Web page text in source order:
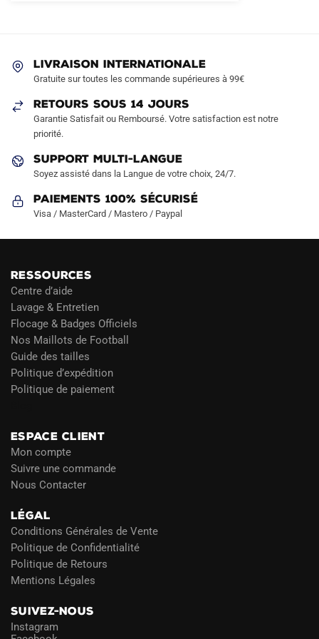
choisies
la
page
produit
page
LIVRAISON INTERNATIONALE
Gratuite sur toutes les commande supérieures à 99€
RETOURS SOUS 14 JOURS
Garantie Satisfait ou Remboursé. Votre satisfaction est notre
priorité.
SUPPORT MULTI-LANGUE
Soyez assisté dans la Langue de votre choix, 24/7.
Paiements 100% Sécurisé
Visa / MasterCard / Mastero / Paypal
RESSOURCES
Centre d’aide
Lavage & Entretien
Flocage & Badges Officiels
Nos Maillots de Football
Guide des tailles
Politique d’expédition
Politique de paiement
ESPACE CLIENT
Mon compte
Suivre une commande
Nous Contacter
LÉGAL
Conditions Générales de Vente
Politique de Confidentialité
Politique de Retours
Mentions Légales
SUIVEZ-NOUS
Instagram